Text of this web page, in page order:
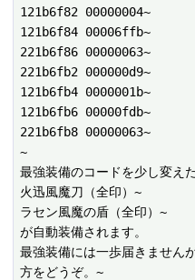
121b6f82 00000004~
121b6f84 00006ffb~
221b6f86 00000063~
221b6fb2 000000d9~
121b6fb4 0000001b~
121b6fb6 00000fdb~
221b6fb8 00000063~
~
最強装備のコードを少し変え
火迅風魔刀（全印）~
ラセン風魔の盾（全印）~
が自動装備されます。
最強装備には一歩届きません
方をどうぞ。~